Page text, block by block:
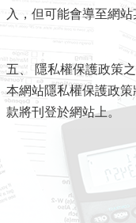
English
站
導
覽
入，但可能會導至網站
五、 隱私權保護政策
本網站隱私權保護政
款將刊登於網站上。